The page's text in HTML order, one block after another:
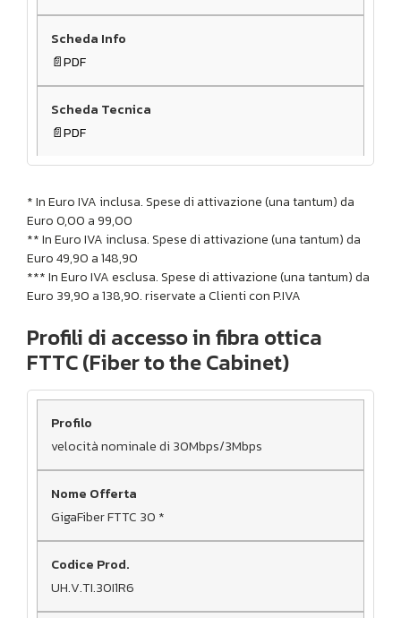
PDF
PDF
* In Euro IVA inclusa. Spese di attivazione (una tantum) da
Euro 0,00 a 99,00
** In Euro IVA inclusa. Spese di attivazione (una tantum) da
Euro 49,90 a 148,90
*** In Euro IVA esclusa. Spese di attivazione (una tantum) da
Euro 39,90 a 138,90. riservate a Clienti con P.IVA
Profili di accesso in fibra ottica
FTTC (Fiber to the Cabinet)
velocità nominale di 30Mbps/3Mbps
GigaFiber FTTC 30 *
UH.V.TI.30I1R6